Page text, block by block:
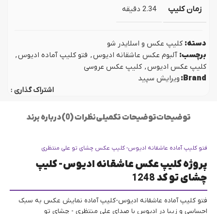
زمان کلیپ 2.34 دقیقه
دسته: کلیپ عکس و اسلایدر شو
برچسب: آلبوم عکس عاشقانه ادیوس, فتو کلیپ آماده ادیوس,
کلیپ عکس ادیوس, کلیپ عکس عروسی
Brand: ویرایش سپید
اشتراک گذاری :
توضیحاتتوضیحات تکمیلینظرات (0) درباره برند
فتو کلیپ آماده عاشقانه ادیوس- کلیپ عکس چشای تو علی منتظری
پروژه کلیپ عکس عاشقانه ادیوس- کلیپ
چشای تو کد 1248
فتو کلیپ آماده عاشقانه ادیوس-کلیپ آماده نمایش عکس به سبک
احساسی و زیبا در ادیوس با صدای علی منتظری - چشای تو